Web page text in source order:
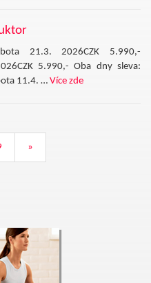
21.3. 2026CZK 5.990,-
5.990,- Oba dny sleva:
11.4. … Více zde
»